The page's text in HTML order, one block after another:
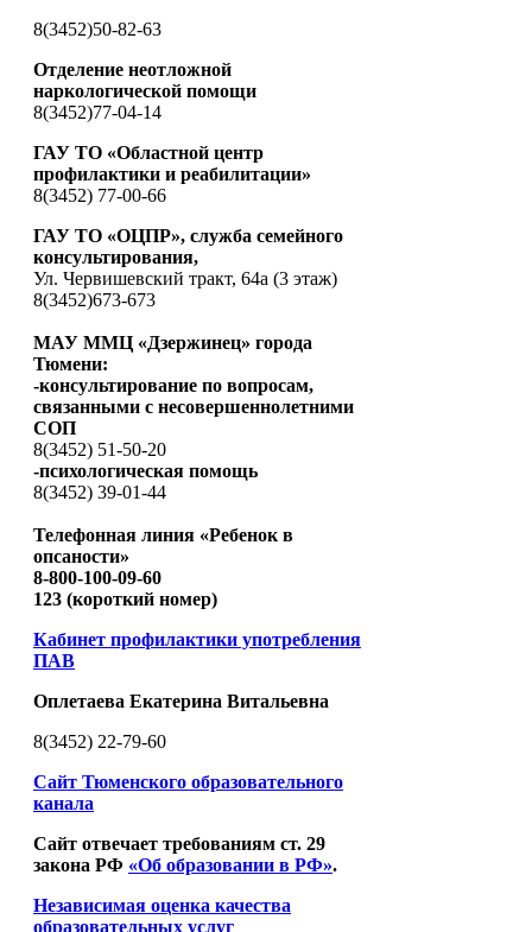
8(3452)50-82-63
Отделение неотложной
наркологической помощи
8(3452)77-04-14
ГАУ ТО «Областной центр
профилактики и реабилитации»
8(3452) 77-00-66
ГАУ ТО «ОЦПР», служба семейного
консультирования,
Ул. Червишевский тракт, 64а (3 этаж)
8(3452)673-673
МАУ ММЦ «Дзержинец» города
Тюмени:
-консультирование по вопросам,
связанными с несовершеннолетними
СОП
8(3452) 51-50-20
-психологическая помощь
8(3452) 39-01-44
Телефонная линия «Ребенок в
опсаности»
8-800-100-09-60
123 (короткий номер)
Кабинет профилактики употребления
ПАВ
Оплетаева Екатерина Витальевна
8(3452) 22-79-60
Сайт Тюменского образовательного
канала
Сайт отвечает требованиям ст. 29
закона РФ «Об образовании в РФ».
Независимая оценка качества
образовательных услуг